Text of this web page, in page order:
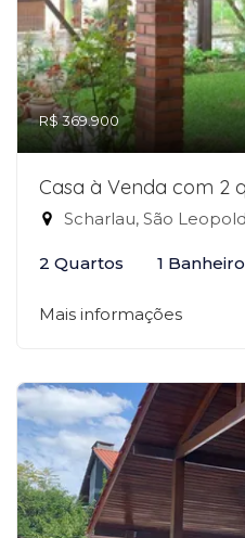
R$ 369.900
Casa à Venda com 2
Scharlau, São
2 Quartos 1 Banheiro
Mais informações